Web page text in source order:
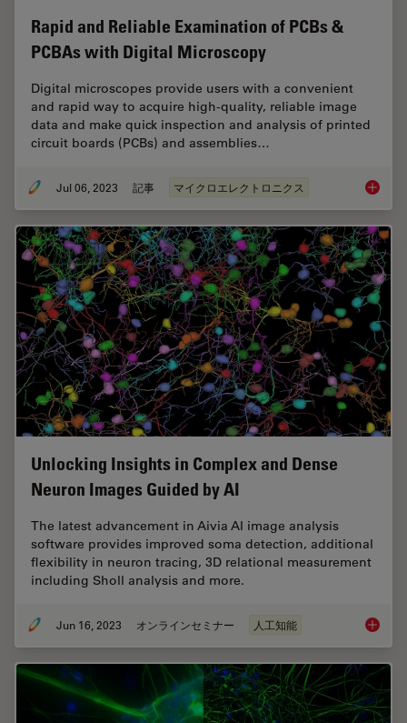
Rapid and Reliable Examination of PCBs &
PCBAs with Digital Microscopy
Digital microscopes provide users with a convenient
and rapid way to acquire high-quality, reliable image
data and make quick inspection and analysis of printed
circuit boards (PCBs) and assemblies…
Jul 06, 2023 記事 マイクロエレクトロニクス Rapid
Unlocking Insights in Complex and Dense
Neuron Images Guided by AI
The latest advancement in Aivia AI image analysis
software provides improved soma detection, additional
flexibility in neuron tracing, 3D relational measurement
including Sholl analysis and more.
Jun 16, 2023 オンラインセミナー 人工知能